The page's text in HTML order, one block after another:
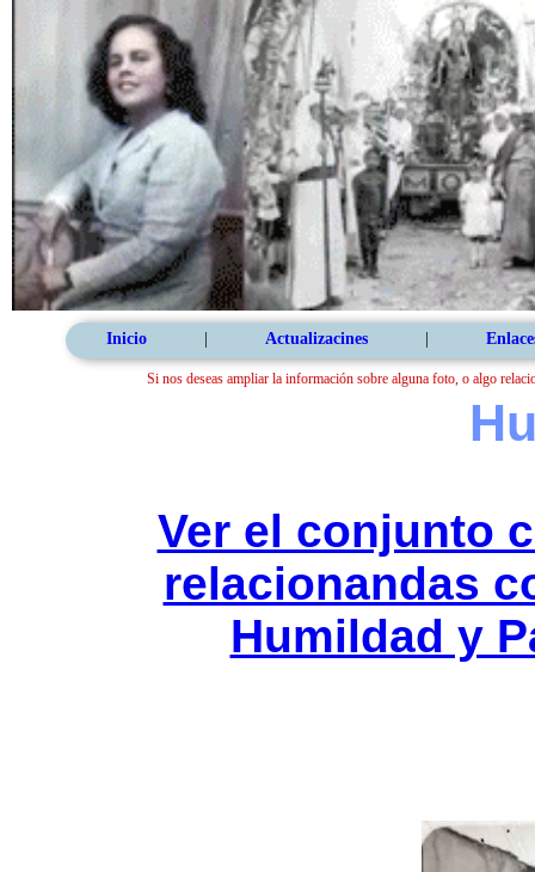
Inicio Actualizacines
Si nos deseas ampliar la información sobre alguna foto, o algo
Ver el conjunto
relacionandas
Humildad y